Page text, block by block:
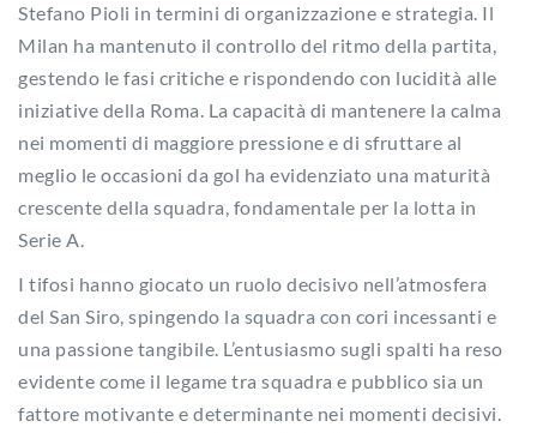
Stefano Pioli in termini di organizzazione e strategia. Il
Milan ha mantenuto il controllo del ritmo della partita,
gestendo le fasi critiche e rispondendo con lucidità alle
iniziative della Roma. La capacità di mantenere la calma
nei momenti di maggiore pressione e di sfruttare al
meglio le occasioni da gol ha evidenziato una maturità
crescente della squadra, fondamentale per la lotta in
Serie A.
I tifosi hanno giocato un ruolo decisivo nell’atmosfera
del San Siro, spingendo la squadra con cori incessanti e
una passione tangibile. L’entusiasmo sugli spalti ha reso
evidente come il legame tra squadra e pubblico sia un
fattore motivante e determinante nei momenti decisivi.